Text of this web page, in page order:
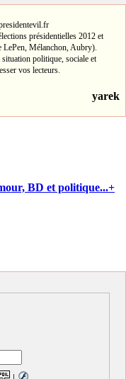
présidentielles 2012 et
LePen, Mélanchon, Aubry).
politique, sociale et
vos lecteurs.
yarek
BD et politique...+